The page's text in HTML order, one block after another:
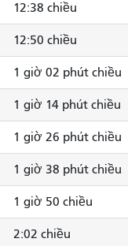
12:38 chiều
12:50 chiều
1 giờ 02 phút chiều
1 giờ 14 phút chiều
1 giờ 26 phút chiều
1 giờ 38 phút chiều
1 giờ 50 chiều
2:02 chiều